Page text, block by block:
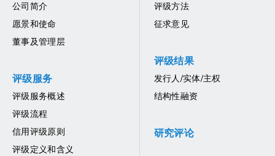
公司简介
愿景和使命
董事及管理层
评级服务
评级服务概述
评级流程
信用评级原则
评级定义和含义
评级方法
征求意见
评级结果
发行人/实体/主权
结构性融资
研究评论